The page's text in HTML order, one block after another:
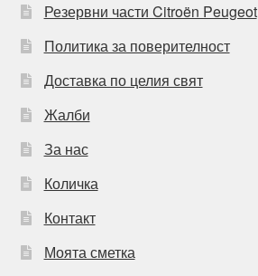
Резервни части Citroën Peugeot
Политика за поверителност
Доставка по целия свят
Жалби
За нас
Количка
Контакт
Моята сметка